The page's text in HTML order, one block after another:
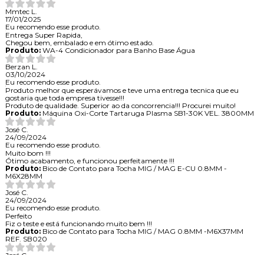
Mmtec L.
17/01/2025
Eu recomendo esse produto.
Entrega Super Rapida,
Chegou bem, embalado e em ótimo estado.
Produto:WA-4 Condicionador para Banho Base Água
Berzan L.
03/10/2024
Eu recomendo esse produto.
Produto melhor que esperávamos e teve uma entrega tecnica que eu
gostaria que toda empresa tivesse!!!
Produto de qualidade. Superior ao da concorrencia!!! Procurei muito!
Produto:Máquina Oxi-Corte Tartaruga Plasma SB1-30K VEL. 3800MM
José C.
24/09/2024
Eu recomendo esse produto.
Muito bom !!!
Ótimo acabamento, e funcionou perfeitamente !!!
Produto:Bico de Contato para Tocha MIG / MAG E-CU 0.8MM -
M6X28MM
José C.
24/09/2024
Eu recomendo esse produto.
Perfeito
Fiz o teste e está funcionando muito bem !!!
Produto:Bico de Contato para Tocha MIG / MAG 0.8MM -M6X37MM
REF. SB020